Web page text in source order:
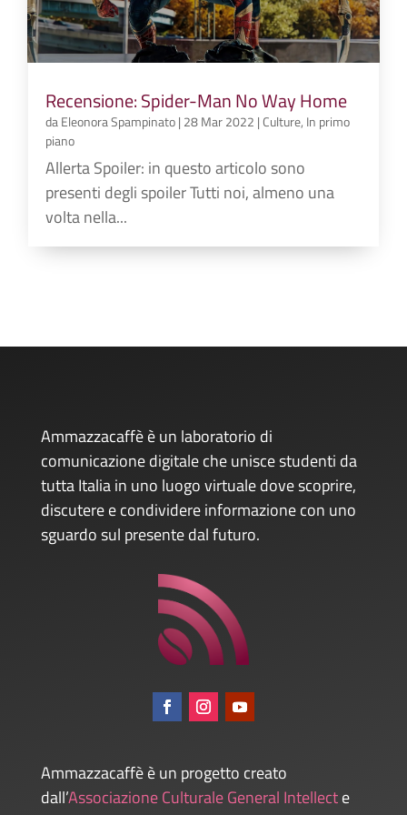
Recensione: Spider-Man No Way Home
daEleonora Spampinato| 28 Mar 2022 |Culture, In primo
piano
Allerta Spoiler: in questo articolo sono
presenti degli spoiler Tutti noi, almeno una
volta nella...
Ammazzacaffè è un laboratorio di
comunicazione digitale che unisce studenti da
tutta Italia in uno luogo virtuale dove scoprire,
discutere e condividere informazione con uno
sguardo sul presente dal futuro.
Ammazzacaffè è un progetto creato
dall’Associazione Culturale General Intellecte